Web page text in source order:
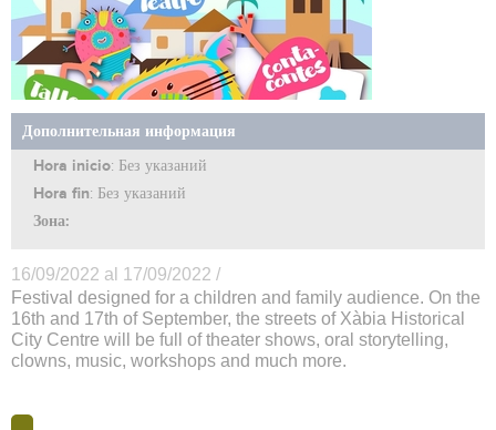
Дополнительная информация
Hora inicio: Без указаний
Hora fin: Без указаний
Зона:
16/09/2022 al 17/09/2022 /
Festival designed for a children and family audience. On the
16th and 17th of September, the streets of Xàbia Historical
City Centre will be full of theater shows, oral storytelling,
clowns, music, workshops and much more.